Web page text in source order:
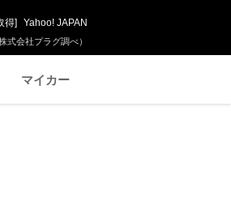
会社プラグ調べ）
得] Yahoo! JAPAN
マイカー